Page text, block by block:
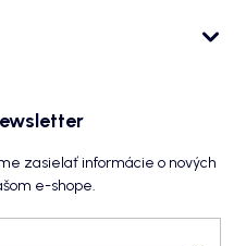
zasielať informácie o nových
e-shope.